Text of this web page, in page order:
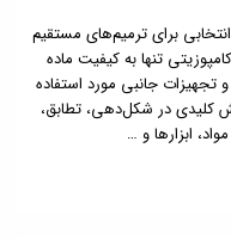
برای ترمیم‌های مستقیم
تنها به کیفیت ماده
تجهیزات جانبی مورد استفاده
کلیدی در شکل‌دهی، تطابق،
ابزارها و …